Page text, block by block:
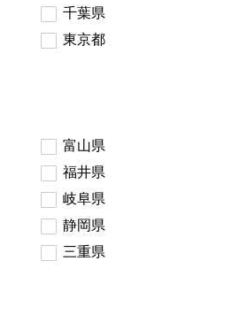
千葉県
東京都
富山県
福井県
岐阜県
静岡県
三重県